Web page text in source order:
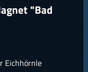
"Bad
Eichhörnle